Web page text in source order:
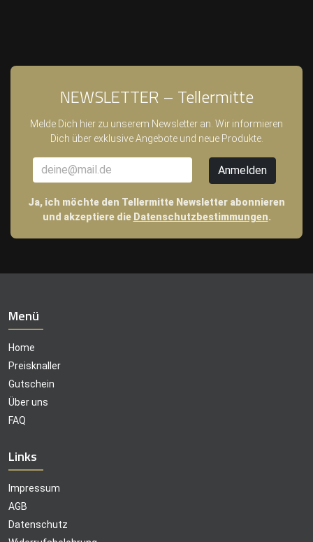
NEWSLETTER – Tellermitte
Melde Dich hier zu unserem Newsletter an. Wir informieren
Dich über exklusive Angebote und neue Produkte.
Ja, ich möchte den Tellermitte Newsletter abonnieren
und akzeptiere die Datenschutzbestimmungen.
Menü
Home
Preisknaller
Gutschein
Über uns
FAQ
Links
Impressum
AGB
Datenschutz